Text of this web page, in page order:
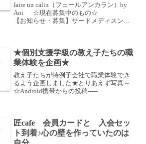
faire un calin（フェールアンカラン）by
Aoi ☆現在募集中のもの☆
【お知らせ・募集】サードメディスンチ
★個別支援学級の教え子たちの職
業体験を企画★
教え子たちが特例子会社で職業体験でき
るよう企画しました★とりあえず写真～
☆Android携帯からの投稿-----
匠cafe 会員カードと 入会セッ
ト到着♪心の壁を作っていたのは